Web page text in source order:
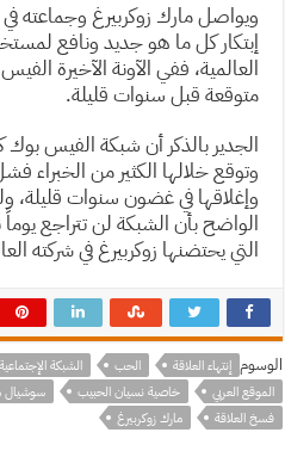
ويواصل مارك زوكربيرغ وجماعته في
إبتكار كل ما هو جديد ونافع
العالمية، ففي الآونة الآخيرة
متوقعة قبل سنوات قليلة.
الجدير بالذكر أن شبكة الفيس
وتوقع خلالها الكثير من الخبراء
وإغلاقها في غضون سنوات قليلة،
الواضح بأن الشبكة لن تتراجع يوماً
التي يحتضنها زوكربيرغ في شركته
الوسوم إنتهاء العلاقة الحب الشبكة الإجتماعية
الموقع العربي
خاصية نسيان الحبيب سوشيال
فسخ العلاقة
مارك زوكربيرغ